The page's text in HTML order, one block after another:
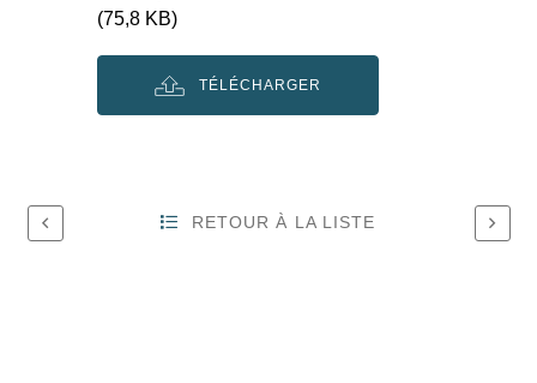
(75,8 KB)
TÉLÉCHARGER
RETOUR À LA LISTE